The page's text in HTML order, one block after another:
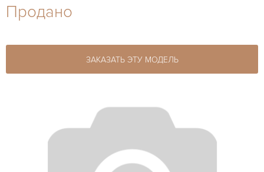
27-44
Продано
ЗАКАЗАТЬ ЭТУ МОДЕЛЬ